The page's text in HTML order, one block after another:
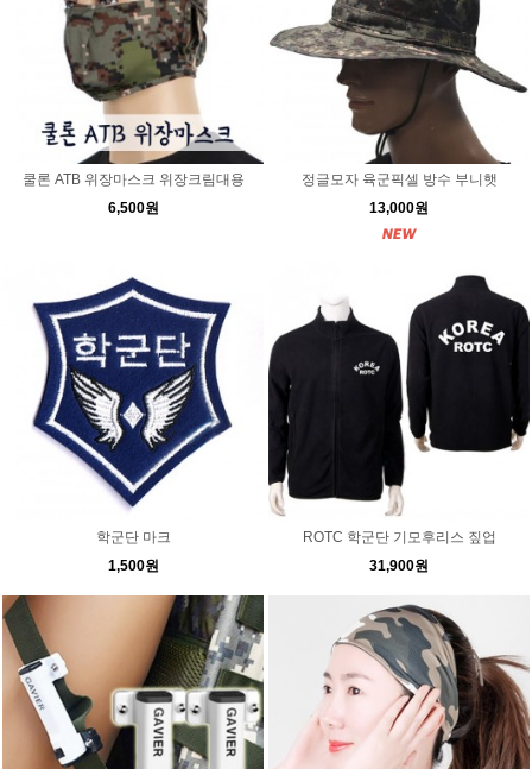
쿨론 ATB 위장마스크 위장크림대용
6,500원
정글모자 육군픽셀 방수 부니햇
13,000원
학군단 마크
1,500원
ROTC 학군단 기모후리스 짚업
31,900원